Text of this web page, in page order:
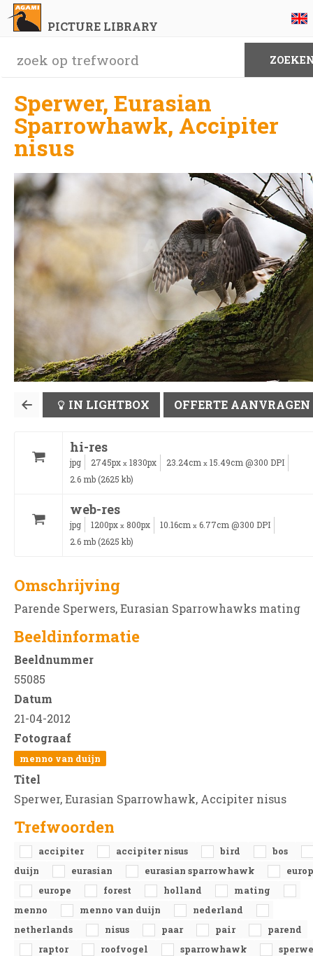
PICTURE LIBRARY
Sperwer, Eurasian
Sparrowhawk, Accipiter
nisus
IN LIGHTBOX OFFERTE AANVRAGEN
hi-res
jpg 2745px x 1830px 23.24cm x 15.49cm @300 DPI
2.6 mb (2625 kb)
web-res
jpg 1200px x 800px 10.16cm x 6.77cm @300 DPI
2.6 mb (2625 kb)
Omschrijving
Parende Sperwers, Eurasian Sparrowhawks mating
Beeldinformatie
Beeldnummer
55085
Datum
21-04-2012
Fotograaf
menno van duijn
Titel
Sperwer, Eurasian Sparrowhawk, Accipiter nisus
Trefwoorden
accipiter accipiter nisus bird
bos
duijn
eurasian eurasian sparrowhawk
europe
forest holland
mating
menno
menno van duijn
nederland
netherlands
nisus paar pair
parend
raptor
roofvogel sparrowhawk